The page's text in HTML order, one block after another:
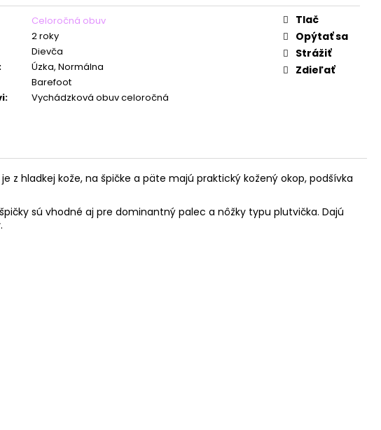
Celoročná obuv
2 roky
Dievča
:
Úzka, Normálna
Barefoot
: Vychádzková obuv celoročná
Tlač
Opýtať sa
Strážiť
Zdieľať
hladkej kože, na špičke a päte majú praktický kožený okop, podšívka
sú vhodné aj pre dominantný palec a nôžky typu plutvička. Dajú